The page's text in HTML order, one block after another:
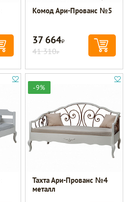
Комод Ари-Прованс №5
37 664Р
41 310Р
-9%
Тахта Ари-Прованс №4
металл